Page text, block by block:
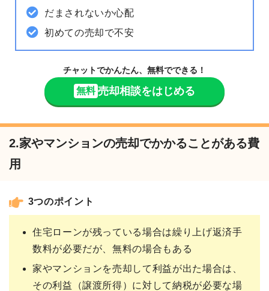
だまされないか心配
初めての売却で不安
チャットでかんたん、無料でできる！
無料 売却相談をはじめる
2.家やマンションの売却でかかることがある費
用
3つのポイント
住宅ローンが残っている場合は繰り上げ返済手
数料が必要だが、無料の場合もある
家やマンションを売却して利益が出た場合は、
その利益（譲渡所得）に対して納税が必要な場